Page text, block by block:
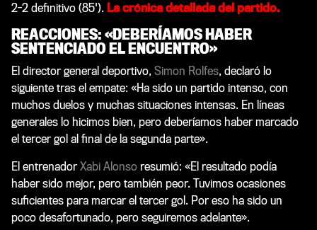
2-2 definitivo (85'). La crónica detallada del partido.
REACCIONES: «DEBERÍAMOS HABER
SENTENCIADO EL ENCUENTRO»
El director general deportivo, Simon Rolfes, declaró lo
siguiente tras el empate: «Ha sido un partido intenso, con
muchos duelos y muchas situaciones intensas. En líneas
generales lo hicimos bien, pero deberíamos haber marcado
el tercer gol al final de la segunda parte».
El entrenadorXabi Alonso resumió: «El resultado podía
haber sido mejor, pero también peor. Tuvimos ocasiones
suficientes para marcar el tercer gol. Por eso ha sido un
poco desafortunado, pero seguiremos adelante».